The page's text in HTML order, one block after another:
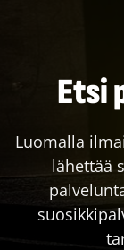
Etsi
Luomalla
lähettää